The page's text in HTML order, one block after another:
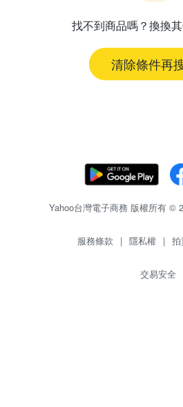
找不到商品嗎？換換其
清除條件再
Yahoo台灣電子商務 版權所有 ©
服務條款 | 隱私權 |
交易安全